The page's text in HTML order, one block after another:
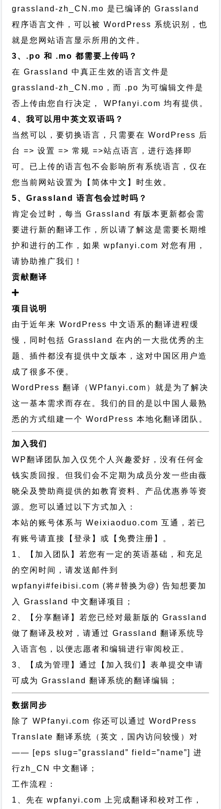
grassland-zh_CN.mo 是已编译的 Grassland
程序语言文件，可以被 WordPress 系统识别，也
就是您网站语言显示所用的文件。
3、.po 和 .mo 都需要上传吗？
在 Grassland 中真正生效的语言文件是
grassland-zh_CN.mo，而 .po 为可编辑文件是
否上传由您自行决定， WPfanyi.com 均有提供。
4、我可以用中英文双语吗？
当然可以，要切换语言，只需要在 WordPress 后
台 => 设置 => 常规 =>站点语言，进行选择即
可。已上传的语言包不会影响所有系统语言，仅在
您当前网站设置为【简体中文】时生效。
5、Grassland 语言包会过时吗？
肯定会过时，每当 Grassland 有版本更新都会需
要进行新的翻译工作，所以请了解这是需要长期维
护和进行的工作，如果 wpfanyi.com 对您有用，
请协助推广我们！
贡献翻译
项目说明
由于近年来 WordPress 中文语系的翻译进程缓
慢，同时包括 Grassland 在内的一大批优秀的主
题、插件都没有提供中文版本，这对中国区用户造
成了很多不便。
WordPress 翻译（WPfanyi.com） 就是为了解决
这一基本需求而存在。我们的目的是以中国人最熟
悉的方式组建一个 WordPress 本地化翻译团队。
加入我们
WP翻译团队加入仅凭个人兴趣爱好，没有任何金
钱实质回报。但我们会不定期为成员分发一些由薇
晓朵及赞助商提供的如教育资料、产品优惠券等资
源。您可以通过以下方式加入：
本站的账号体系与Weixiaoduo.com 互通，若已
有账号请直接【登录】或【免费注册】。
1、【加入团队】若您有一定的英语基础，和充足
的空闲时间，请发送邮件到
wpfanyi#feibisi.com (将#替换为@) 告知想要加
入 Grassland 中文翻译项目；
2、【分享翻译】若您已经对最新版的 Grassland
做了翻译及校对，请通过 Grassland 翻译系统导
入语言包，以便志愿者和编辑进行审阅校正。
3、【成为管理】通过【加入我们】表单提交申请
可成为 Grassland 翻译系统的翻译编辑；
数据同步
除了 WPfanyi.com 你还可以通过WordPress
Translate 翻译系统（英文，国内访问较慢）对
—— [eps slug=”grassland” field=”name”]进
行zh_CN
中文翻译；
工作流程：
1、先在 wpfanyi.com 上完成翻译和校对工作，